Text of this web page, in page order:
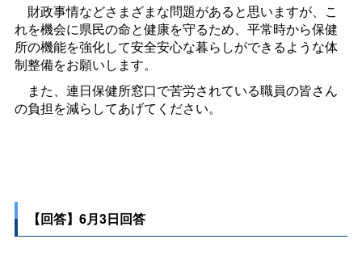
財政事情などさまざまな問題があると思いますが、こ
れを機会に県民の命と健康を守るため、平常時から保健
所の機能を強化して安全安心な暮らしができるような体
制整備をお願いします。
また、連日保健所窓口で苦労されている職員の皆さん
の負担を減らしてあげてください。
【回答】6月3日回答